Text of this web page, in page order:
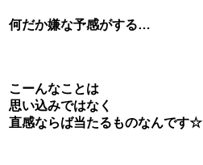
何だか嫌な予感がする…
こーんなことは
思い込みではなく
直感ならば当たるものなんです☆